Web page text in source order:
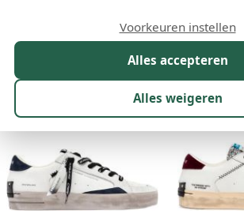
Kleur 1
273 resultaten:
Alles accepteren
Alles weigeren
Voorkeuren instellen